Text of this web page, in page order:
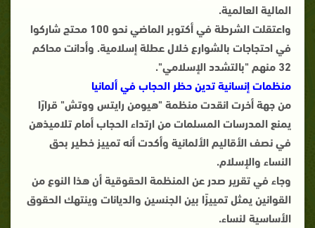
المالية العالمية.
واعتقلت الشرطة في أكتوبر الماضي نحو 100 محتج شاركوا
في احتجاجات بالشوارع خلال عطلة إسلامية. وأدانت محاكم
32 منهم "بالتشدد الإسلامي".
منظمات إنسانية تدين حظر الحجاب في ألمانيا
من جهة أخرت انقدتمنظمة "هيومن رايتس ووتش" قرارًا
يمنع المدرسات المسلمات من ارتداء الحجاب أمام تلاميذهن
في نصف الأقاليم الألمانية وأكدت أنه تمييز خطير بحق
النساء والإسلام.
وجاء في تقرير صدر عن المنظمة الحقوقية أن هذا النوع من
القوانين يمثل تمييزًا بين الجنسين والديانات وينتهك الحقوق
الأساسية لنساء.